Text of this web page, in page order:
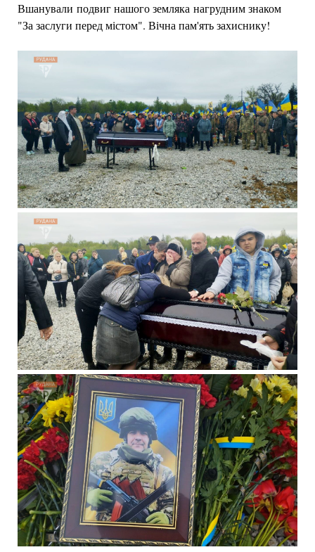
Вшанували подвиг нашого земляка нагрудним знаком
"За заслуги перед містом". Вічна пам'ять захиснику!